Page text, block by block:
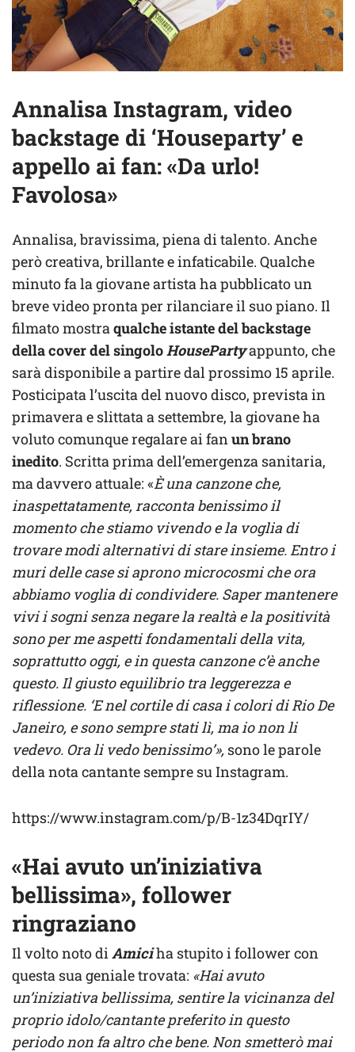
Annalisa Instagram, video
backstage di ‘Houseparty’ e
appello ai fan: «Da urlo!
Favolosa»
Annalisa, bravissima, piena di talento. Anche
però creativa, brillante e infaticabile. Qualche
minuto fa la giovane artista ha pubblicato un
breve video pronta per rilanciare il suo piano. Il
filmato mostra qualche istante del backstage
della cover del singolo HousePartyappunto, che
sarà disponibile a partire dal prossimo 15 aprile.
Posticipata l’uscita del nuovo disco, prevista in
primavera e slittata a settembre, la giovane ha
voluto comunque regalare ai fan un brano
inedito. Scritta prima dell’emergenza sanitaria,
ma davvero attuale: «È una canzone che,
inaspettatamente, racconta benissimo il
momento che stiamo vivendo e la voglia di
trovare modi alternativi di stare insieme. Entro i
muri delle case si aprono microcosmi che ora
abbiamo voglia di condividere. Saper mantenere
vivi i sogni senza negare la realtà e la positività
sono per me aspetti fondamentali della vita,
soprattutto oggi, e in questa canzone c’è anche
questo. Il giusto equilibrio tra leggerezza e
riflessione. ‘E nel cortile di casa i colori di Rio De
Janeiro, e sono sempre stati lì, ma io non li
vedevo. Ora li vedo benissimo’», sono le parole
della nota cantante sempre su Instagram.
https://www.instagram.com/p/B-1z34DqrIY/
«Hai avuto un’iniziativa
bellissima», follower
ringraziano
Il volto noto di Amiciha stupito i follower con
questa sua geniale trovata: «Hai avuto
un’iniziativa bellissima, sentire la vicinanza del
proprio idolo/cantante preferito in questo
periodo non fa altro che bene. Non smetterò mai